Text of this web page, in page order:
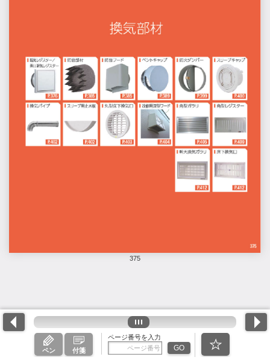
375
ペン 付箋
ページ番号を入力
GO